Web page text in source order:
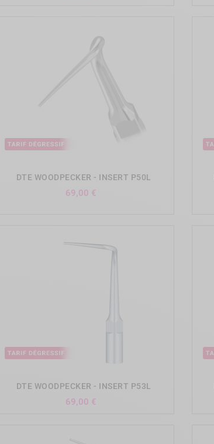
DTE WOODPECKER - INSERT P50L
69,00 €
DTE WOODPECKER - INSERT P53L
69,00 €